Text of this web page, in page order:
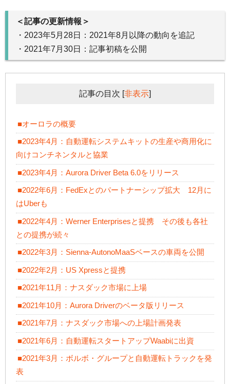
＜記事の更新情報＞
・2023年5月28日：2021年8月以降の動向を追記
・2021年7月30日：記事初稿を公開
記事の目次 [非表示]
■オーロラの概要
■2023年4月：自動運転システムキットの生産や商用化に
向けコンチネンタルと協業
■2023年4月：Aurora Driver Beta 6.0をリリース
■2022年6月：FedExとのパートナーシップ拡大 12月に
はUberも
■2022年4月：Werner Enterprisesと提携 その後も各社
との提携が続々
■2022年3月：Sienna-AutonoMaaSベースの車両を公開
■2022年2月：US Xpressと提携
■2021年11月：ナスダック市場に上場
■2021年10月：Aurora Driverのベータ版リリース
■2021年7月：ナスダック市場への上場計画発表
■2021年6月：自動運転スタートアップWaabiに出資
■2021年3月：ボルボ・グループと自動運転トラックを発
表